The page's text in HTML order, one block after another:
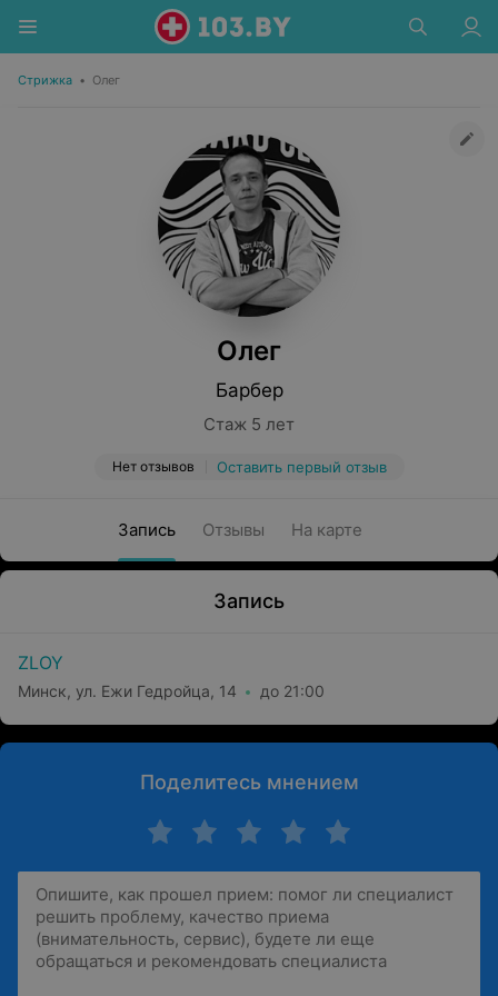
Стрижка • Олег
Олег
Барбер
Стаж 5 лет
Нет отзывов Оставить первый отзыв
Запись Отзывы На карте
Запись
ZLOY
Минск, ул. Ежи Гедройца, 14 до 21:00
Поделитесь мнением